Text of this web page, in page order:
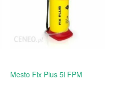
Mesto Fix Plus 5l FPM